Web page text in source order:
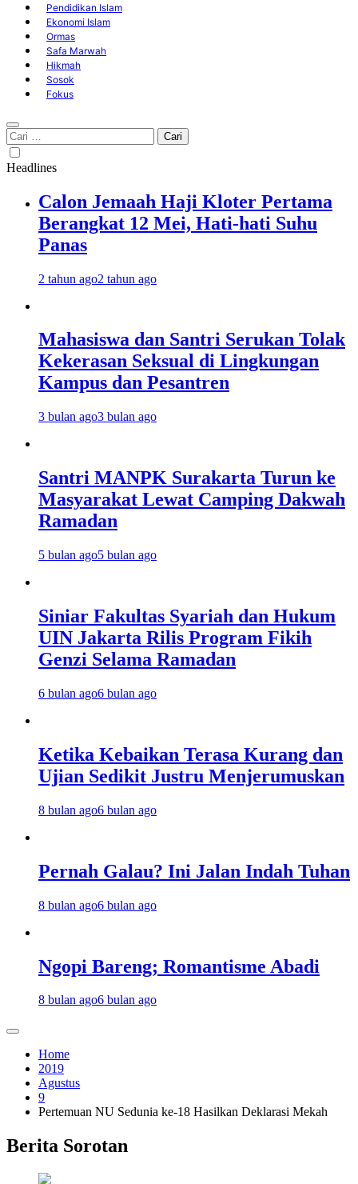
Pendidikan Islam
Ekonomi Islam
Ormas
Safa Marwah
Hikmah
Sosok
Fokus
Cari
untuk:
Headlines
Calon Jemaah Haji Kloter Pertama
Berangkat 12 Mei, Hati-hati Suhu
Panas
2 tahun ago2 tahun ago
Mahasiswa dan Santri Serukan Tolak
Kekerasan Seksual di Lingkungan
Kampus dan Pesantren
3 bulan ago3 bulan ago
Santri MANPK Surakarta Turun ke
Masyarakat Lewat Camping Dakwah
Ramadan
5 bulan ago5 bulan ago
Siniar Fakultas Syariah dan Hukum
UIN Jakarta Rilis Program Fikih
Genzi Selama Ramadan
6 bulan ago6 bulan ago
Ketika Kebaikan Terasa Kurang dan
Ujian Sedikit Justru Menjerumuskan
8 bulan ago6 bulan ago
Pernah Galau? Ini Jalan Indah Tuhan
8 bulan ago6 bulan ago
Ngopi Bareng; Romantisme Abadi
8 bulan ago6 bulan ago
Home
2019
Agustus
9
Pertemuan NU Sedunia ke-18 Hasilkan Deklarasi Mekah
Berita Sorotan